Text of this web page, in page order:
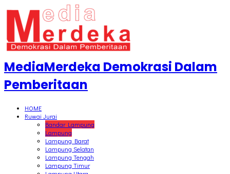
MediaMerdeka Demokrasi Dalam
Pemberitaan
HOME
Ruwai Jurai
Bandar Lampung
Lampung
Lampung Barat
Lampung Selatan
Lampung Tengah
Lampung Timur